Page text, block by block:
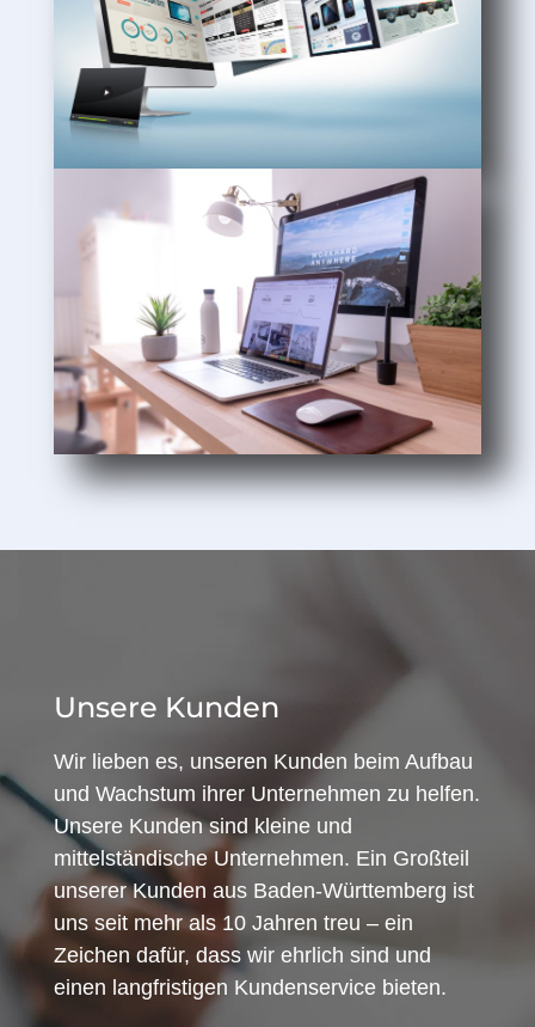
Unsere Kunden
Wir lieben es, unseren Kunden beim Aufbau
und Wachstum ihrer Unternehmen zu helfen.
Unsere Kunden sind kleine und
mittelständische Unternehmen. Ein Großteil
unserer Kunden aus Baden-Württemberg ist
uns seit mehr als 10 Jahren treu – ein
Zeichen dafür, dass wir ehrlich sind und
einen langfristigen Kundenservice bieten.